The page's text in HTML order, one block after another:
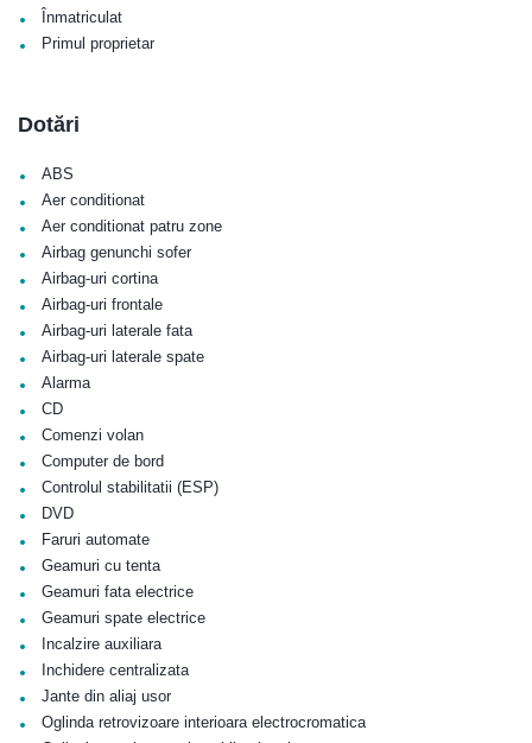
• Înmatriculat
• Primul proprietar
Dotări
• ABS
• Aer conditionat
• Aer conditionat patru zone
• Airbag genunchi sofer
• Airbag-uri cortina
• Airbag-uri frontale
• Airbag-uri laterale fata
• Airbag-uri laterale spate
• Alarma
• CD
• Comenzi volan
• Computer de bord
• Controlul stabilitatii (ESP)
• DVD
• Faruri automate
• Geamuri cu tenta
• Geamuri fata electrice
• Geamuri spate electrice
• Incalzire auxiliara
• Inchidere centralizata
• Jante din aliaj usor
• Oglinda retrovizoare interioara electrocromatica